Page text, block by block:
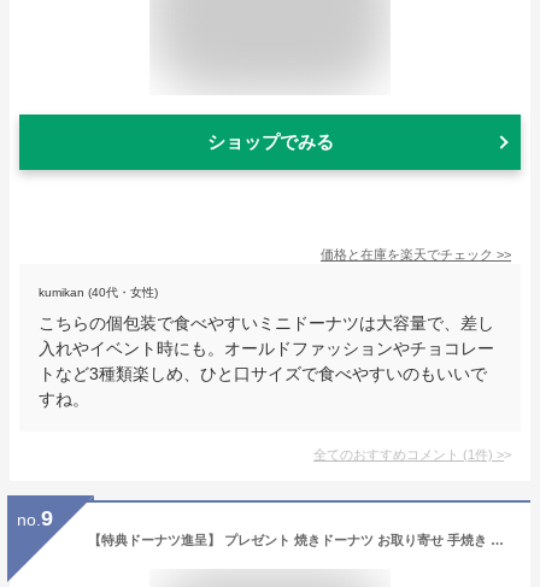
ショップでみる
価格と在庫を楽天でチェック >>
kumikan (40代・女性)
こちらの個包装で食べやすいミニドーナツは大容量で、差し
入れやイベント時にも。オールドファッションやチョコレー
トなど3種類楽しめ、ひと口サイズで食べやすいのもいいで
すね。
全てのおすすめコメント (1件) >
no. 9
【特典ドーナツ進呈】 プレゼント 焼きドーナツ お取り寄せ 手焼き ミルクチョコ ヘルシー グルメ 苺 抹茶 キャラメル レモン 厳選素材 しっとり 個包装 和三盆糖 蜂蜜 バースデープレゼント 内祝 出産祝